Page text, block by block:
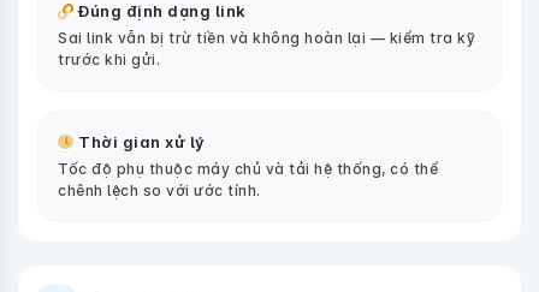
Đúng định dạng link
Sai link vẫn bị trừ tiền và không hoàn lại — kiểm tra kỹ
trước khi gửi.
Thời gian xử lý
Tốc độ phụ thuộc máy chủ và tải hệ thống, có thể
chênh lệch so với ước tính.